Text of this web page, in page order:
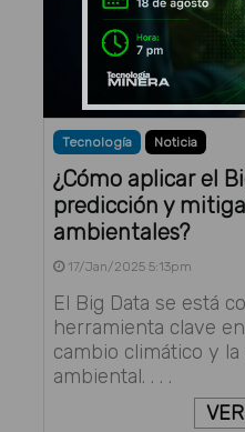
Tecnología Noticia
¿Cómo aplicar el
predicción y
ambientales?
17/Jan/2025 5:13pm
El Big Data se está
herramienta clave
cambio climático y la
ambiental. . . .